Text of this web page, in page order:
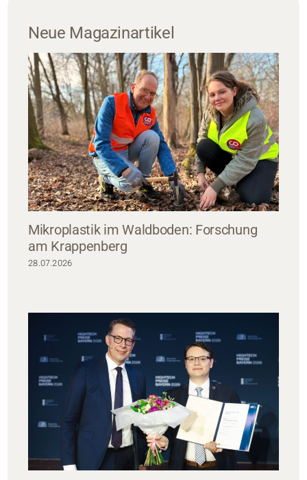
Neue Magazinartikel
Mikroplastik im Waldboden: Forschung
am Krappenberg
28.07.2026